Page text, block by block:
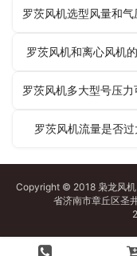
罗茨风机和离心风机
罗茨风机流量是否过
Copyright © 2018 枭龙风机
省济南市章丘区圣